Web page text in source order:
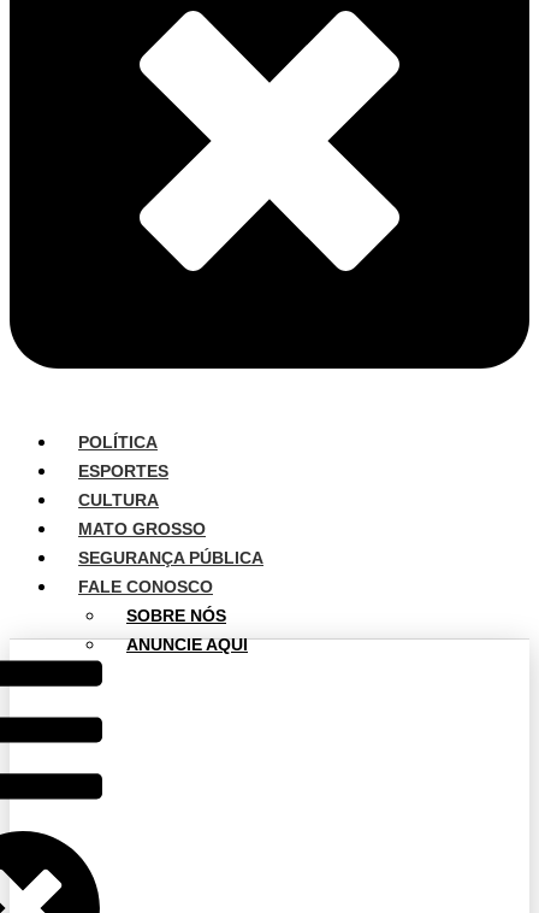
POLÍTICA
ESPORTES
CULTURA
MATO GROSSO
SEGURANÇA PÚBLICA
FALE CONOSCO
SOBRE NÓS
ANUNCIE AQUI